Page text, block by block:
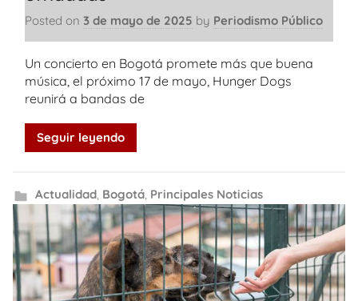
Posted on 3 de mayo de 2025 by Periodismo Público
Un concierto en Bogotá promete más que buena
música, el próximo 17 de mayo, Hunger Dogs
reunirá a bandas de
Seguir leyendo
Actualidad, Bogotá, Principales Noticias